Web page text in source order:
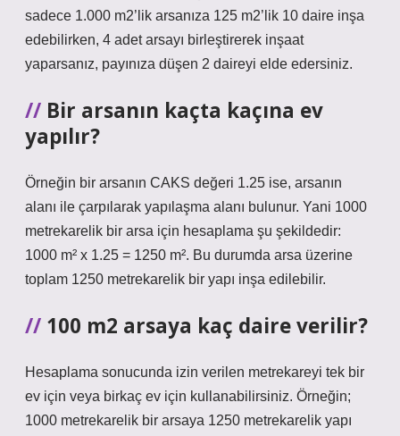
sadece 1.000 m2’lik arsanıza 125 m2’lik 10 daire inşa
edebilirken, 4 adet arsayı birleştirerek inşaat
yaparsanız, payınıza düşen 2 daireyi elde edersiniz.
Bir arsanın kaçta kaçına ev
yapılır?
Örneğin bir arsanın CAKS değeri 1.25 ise, arsanın
alanı ile çarpılarak yapılaşma alanı bulunur. Yani 1000
metrekarelik bir arsa için hesaplama şu şekildedir:
1000 m² x 1.25 = 1250 m². Bu durumda arsa üzerine
toplam 1250 metrekarelik bir yapı inşa edilebilir.
100 m2 arsaya kaç daire verilir?
Hesaplama sonucunda izin verilen metrekareyi tek bir
ev için veya birkaç ev için kullanabilirsiniz. Örneğin;
1000 metrekarelik bir arsaya 1250 metrekarelik yapı